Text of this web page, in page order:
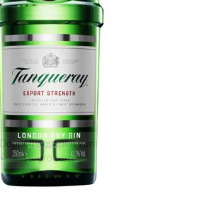
Doppelt antippen zum
vergrößern